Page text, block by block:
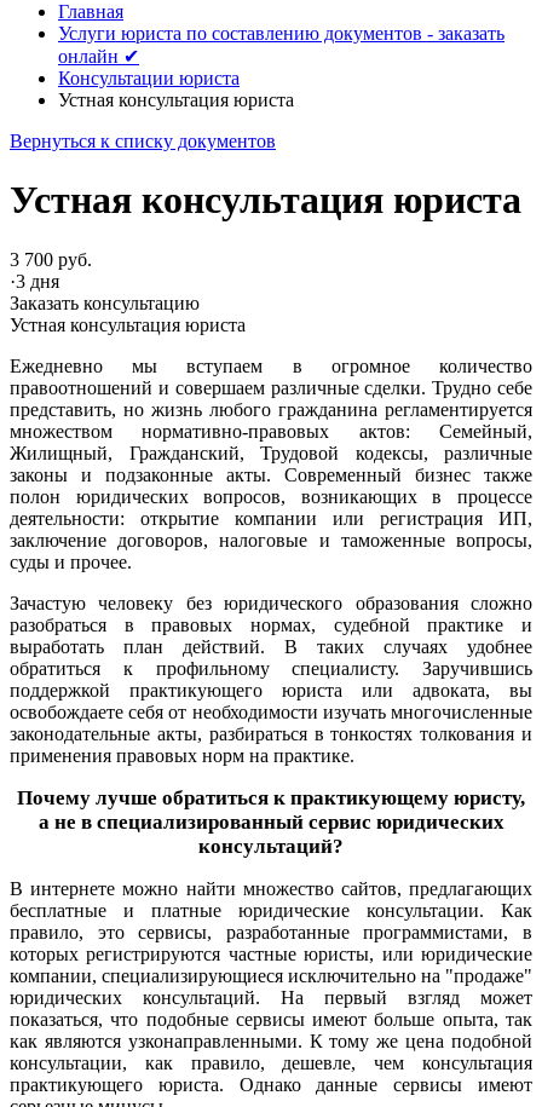
Главная
Услуги юриста по составлению документов - заказать
онлайн ✔
Консультации юриста
Устная консультация юриста
Вернуться к списку документов
Устная консультация юриста
3 700 руб.
·3 дня
Заказать консультацию
Устная консультация юриста
Ежедневно мы вступаем в огромное количество
правоотношений и совершаем различные сделки. Трудно себе
представить, но жизнь любого гражданина регламентируется
множеством нормативно-правовых актов: Семейный,
Жилищный, Гражданский, Трудовой кодексы, различные
законы и подзаконные акты. Современный бизнес также
полон юридических вопросов, возникающих в процессе
деятельности: открытие компании или регистрация ИП,
заключение договоров, налоговые и таможенные вопросы,
суды и прочее.
Зачастую человеку без юридического образования сложно
разобраться в правовых нормах, судебной практике и
выработать план действий. В таких случаях удобнее
обратиться к профильному специалисту. Заручившись
поддержкой практикующего юриста или адвоката, вы
освобождаете себя от необходимости изучать многочисленные
законодательные акты, разбираться в тонкостях толкования и
применения правовых норм на практике.
Почему лучше обратиться к практикующему юристу,
а не в специализированный сервис юридических
консультаций?
В интернете можно найти множество сайтов, предлагающих
бесплатные и платные юридические консультации. Как
правило, это сервисы, разработанные программистами, в
которых регистрируются частные юристы, или юридические
компании, специализирующиеся исключительно на "продаже"
юридических консультаций. На первый взгляд может
показаться, что подобные сервисы имеют больше опыта, так
как являются узконаправленными. К тому же цена подобной
консультации, как правило, дешевле, чем консультация
практикующего юриста. Однако данные сервисы имеют